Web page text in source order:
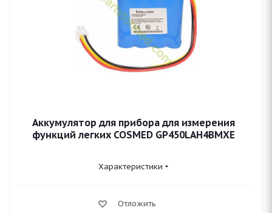
Аккумулятор для прибора для измерения
функций легких COSMED GP450LAH4BMXE
Характеристики
Отложить